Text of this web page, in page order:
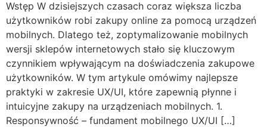
Wstęp W dzisiejszych czasach coraz większa liczba
użytkowników robi zakupy online za pomocą urządzeń
mobilnych. Dlatego też, zoptymalizowanie mobilnych
wersji sklepów internetowych stało się kluczowym
czynnikiem wpływającym na doświadczenia zakupowe
użytkowników. W tym artykule omówimy najlepsze
praktyki w zakresie UX/UI, które zapewnią płynne i
intuicyjne zakupy na urządzeniach mobilnych. 1.
Responsywność – fundament mobilnego UX/UI […]